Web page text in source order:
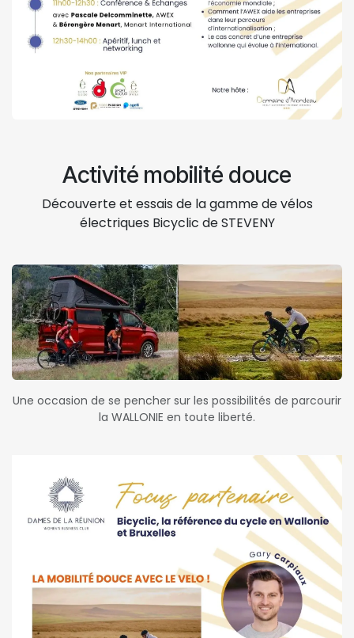
Activité mobilité douce
Découverte et essais de la gamme de vélos
électriques Bicyclic de STEVENY
Une occasion de se pencher sur les possibilités de parcourir
la WALLONIE en toute liberté.